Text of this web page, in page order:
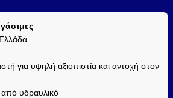
για υψηλή αξιοπιστία και αντοχή στον
υδραυλικό